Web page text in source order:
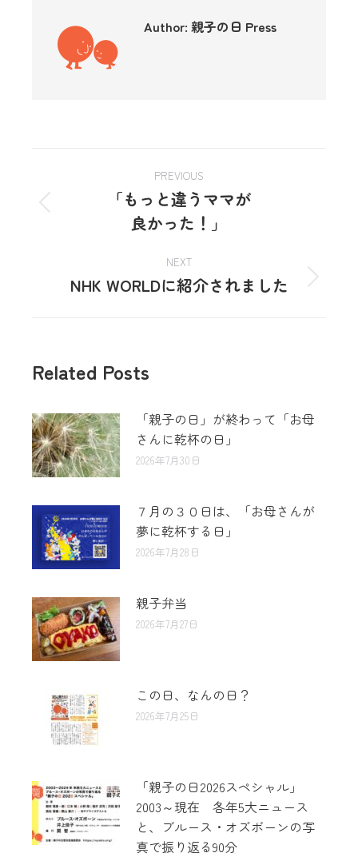
Author: 親子の日 Press
PREVIOUS
「もっと違うママが
良かった！」
NEXT
NHK WORLDに紹介されました
Related Posts
「親子の日」が終わって「お母
さんに乾杯の日」
2026年7月30日
７月の３０日は、「お母さんが
夢に乾杯する日」
2026年7月28日
親子弁当
2026年7月27日
この日、なんの日？
2026年7月25日
「親子の日2026スペシャル」
2003～現在 各年5大ニュース
と、ブルース・オズボーンの写
真で振り返る90分